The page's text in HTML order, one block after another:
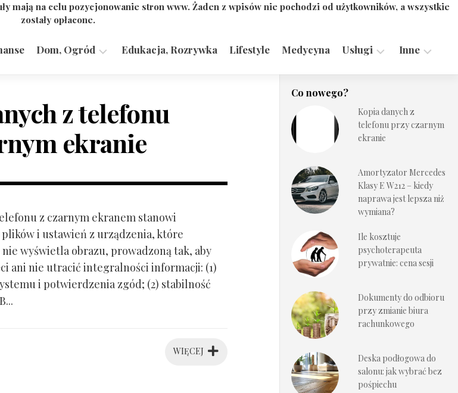
mają na celu pozycjonowanie stron www. Żaden z wpisów nie pochodzi od użytkowników, a wszystkie
zostały opłacone.
Dom, Ogród Edukacja, Rozrywka Lifestyle Medycyna Usługi
Technologie
Inne
z telefonu
ekranie
z czarnym ekranem stanowi
i ustawień z urządzenia, które
nie wyświetla obrazu, prowadzoną tak, aby
ani nie utracić integralności informacji: (1)
i potwierdzenia zgód; (2) stabilność
WIĘCEJ
Co nowego?
Kopia danych z
telefonu przy czarnym
ekranie
Amortyzator Mercedes
Klasy E W212 – kiedy
naprawa jest lepsza niż
wymiana?
Ile kosztuje
psychoterapeuta
prywatnie: cena sesji
Dokumenty do odbioru
przy zmianie biura
rachunkowego
Deska podłogowa do
salonu: jak wybrać bez
pośpiechu